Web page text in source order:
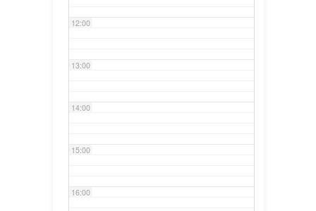
12:00
13:00
14:00
15:00
16:00